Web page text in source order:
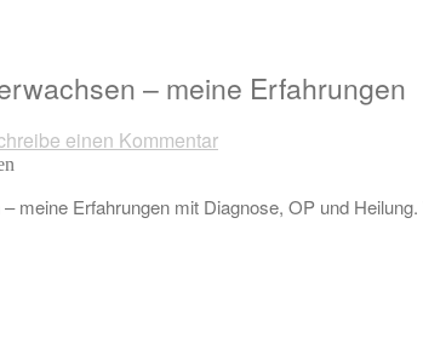
– meine Erfahrungen
einen Kommentar
meine Erfahrungen mit Diagnose, OP und